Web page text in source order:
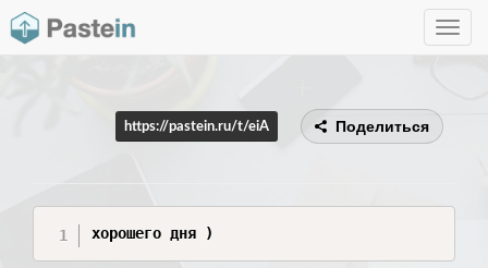
Toggle
https://pastein.ru/t/eiA Поделиться
хорошего дня )